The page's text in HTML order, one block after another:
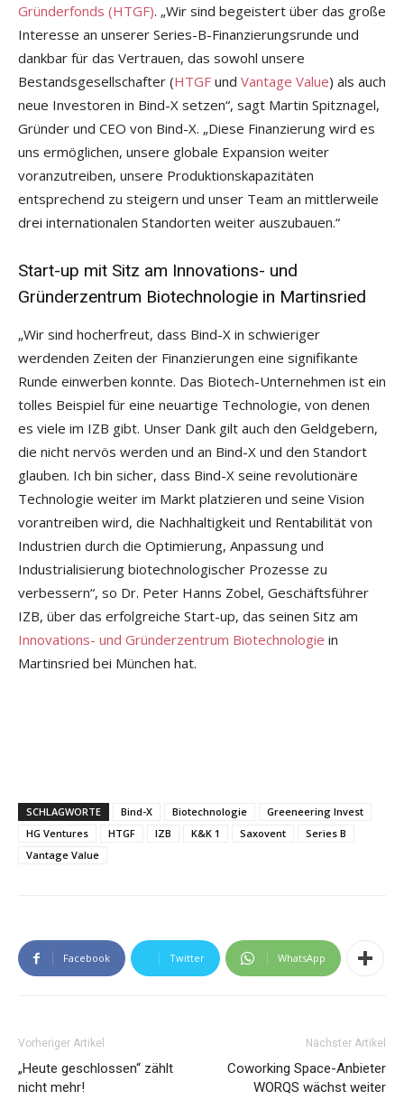
Gründerfonds (HTGF). „Wir sind begeistert über das große
Interesse an unserer Series-B-Finanzierungsrunde und
dankbar für das Vertrauen, das sowohl unsere
Bestandsgesellschafter (HTGF und Vantage Value) als auch
neue Investoren in Bind-X setzen“, sagt Martin Spitznagel,
Gründer und CEO von Bind-X. „Diese Finanzierung wird es
uns ermöglichen, unsere globale Expansion weiter
voranzutreiben, unsere Produktionskapazitäten
entsprechend zu steigern und unser Team an mittlerweile
drei internationalen Standorten weiter auszubauen.“
Start-up mit Sitz am Innovations- und
Gründerzentrum Biotechnologie in Martinsried
„Wir sind hocherfreut, dass Bind-X in schwieriger
werdenden Zeiten der Finanzierungen eine signifikante
Runde einwerben konnte. Das Biotech-Unternehmen ist ein
tolles Beispiel für eine neuartige Technologie, von denen
es viele im IZB gibt. Unser Dank gilt auch den Geldgebern,
die nicht nervös werden und an Bind-X und den Standort
glauben. Ich bin sicher, dass Bind-X seine revolutionäre
Technologie weiter im Markt platzieren und seine Vision
vorantreiben wird, die Nachhaltigkeit und Rentabilität von
Industrien durch die Optimierung, Anpassung und
Industrialisierung biotechnologischer Prozesse zu
verbessern“, so Dr. Peter Hanns Zobel, Geschäftsführer
IZB, über das erfolgreiche Start-up, das seinen Sitz am
Innovations- und Gründerzentrum Biotechnologie in
Martinsried bei München hat.
SCHLAGWORTE Bind-X Biotechnologie
Greeneering Invest
HG Ventures
HTGF IZB K&K 1 Saxovent
Series B
Vantage Value
Facebook Twitter WhatsApp
Vorheriger Artikel
„Heute geschlossen“ zählt
nicht mehr!
Nächster Artikel
Coworking Space-Anbieter
WORQS wächst weiter